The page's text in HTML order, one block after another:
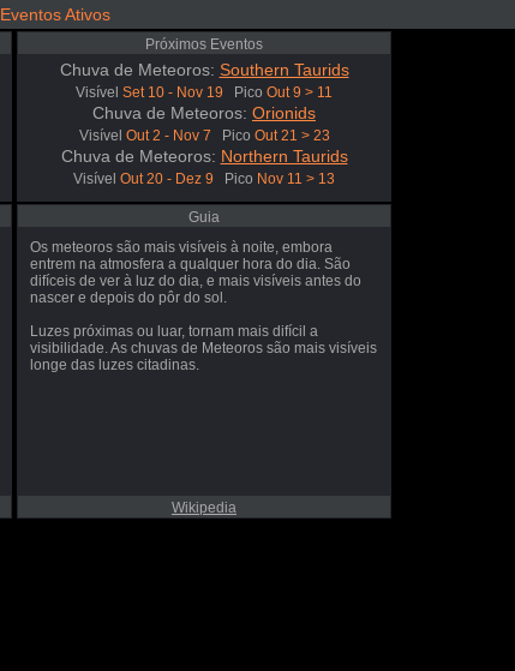
Eventos Ativos
Próximos Eventos
Chuva de Meteoros: Southern Taurids
Visível Set 10 - Nov 19 Pico Out 9 > 11
Chuva de Meteoros: Orionids
Visível Out 2 - Nov 7 Pico Out 21 > 23
Chuva de Meteoros: Northern Taurids
Visível Out 20 - Dez 9 Pico Nov 11 > 13
Guia
Os meteoros são mais visíveis à noite, embora
entrem na atmosfera a qualquer hora do dia. São
difíceis de ver à luz do dia, e mais visíveis antes do
nascer e depois do pôr do sol.
Luzes próximas ou luar, tornam mais difícil a
visibilidade. As chuvas de Meteoros são mais visíveis
longe das luzes citadinas.
Wikipedia